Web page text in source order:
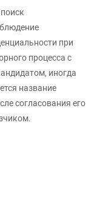
при
процесса с
иногда
название
согласования его